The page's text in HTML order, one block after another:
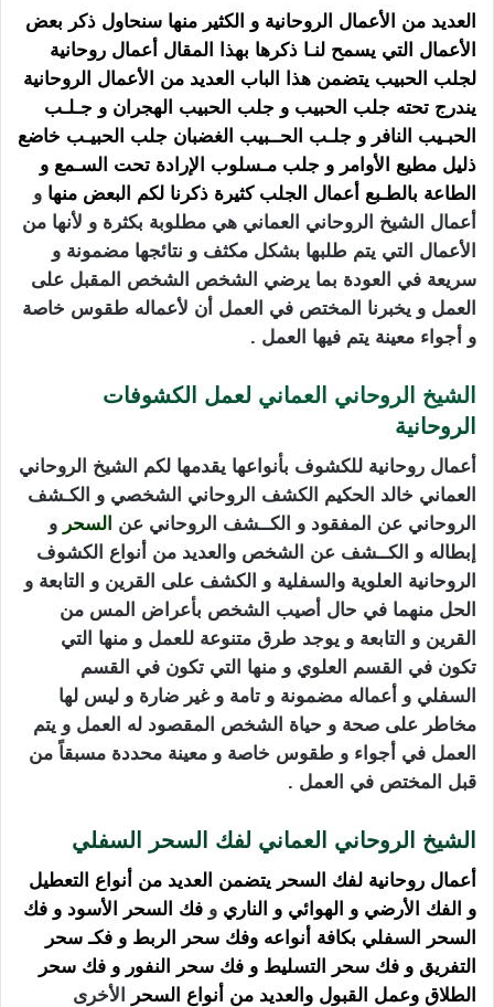
العديد من الأعمال الروحانية و الكثير منها سنحاول ذكر بعض
الأعمال التي يسمح لنـا ذكرها بهذا المقال أعمال روحانية
لجلب الحبيب يتضمن هذا الباب العديد من الأعمال الروحانية
يندرج تحته جلب الحبيب و جلب الحبيب الهجران و جـلـب
الحبـيب النافر و جلـب الحــبيب الغضبان جلب الحبيـب خاضع
ذليل مطيع الأوامر و جلب مـسلوب الإرادة تحت السـمع و
الطاعة بالطـبع أعمال الجلب كثيرة ذكرنا لكم البعض منها و
أعمال الشيخ الروحاني العماني هي مطلوبة بكثرة و لأنها من
الأعمال التي يتم طلبها بشكل مكثف و نتائجها مضمونة و
سريعة في العودة بما يرضي الشخص الشخص المقبل على
العمل و يخبرنا المختص في العمل أن لأعماله طقوس خاصة
و أجواء معينة يتم فيها العمل .
الشيخ الروحاني العماني لعمل الكشوفات
الروحانية
أعمال روحانية للكشوف بأنواعها يقدمها لكم الشيخ الروحاني
العماني خالد الحكيم الكشف الروحاني الشخصي و الكـشف
الروحاني عن المفقود و الكــشف الروحاني عن السحر و
إبطاله و الكــشف عن الشخص والعديد من أنواع الكشوف
الروحانية العلوية والسفلية و الكشف على القرين و التابعة و
الحل منهما في حال أصيب الشخص بأعراض المس من
القرين و التابعة و يوجد طرق متنوعة للعمل و منها التي
تكون في القسم العلوي و منها التي تكون في القسم
السفلي و أعماله مضمونة و تامة و غير ضارة و ليس لها
مخاطر على صحة و حياة الشخص المقصود له العمل و يتم
العمل في أجواء و طقوس خاصة و معينة محددة مسبقاً من
قبل المختص في العمل .
الشيخ الروحاني العماني لفك السحر السفلي
أعمال روحانية لفك السحر يتضمن العديد من أنواع التعطيل
و الفك الأرضي و الهوائي و الناري و فك السحر الأسود و فك
السحر السفلي بكافة أنواعه وفك سحر الربط و فكـ سحر
التفريق و فك سحر التسليط و فك سحر
النفور و فك سحر
الطلاق وعمل القبول والعديد من أنواع السحر
الأخرى